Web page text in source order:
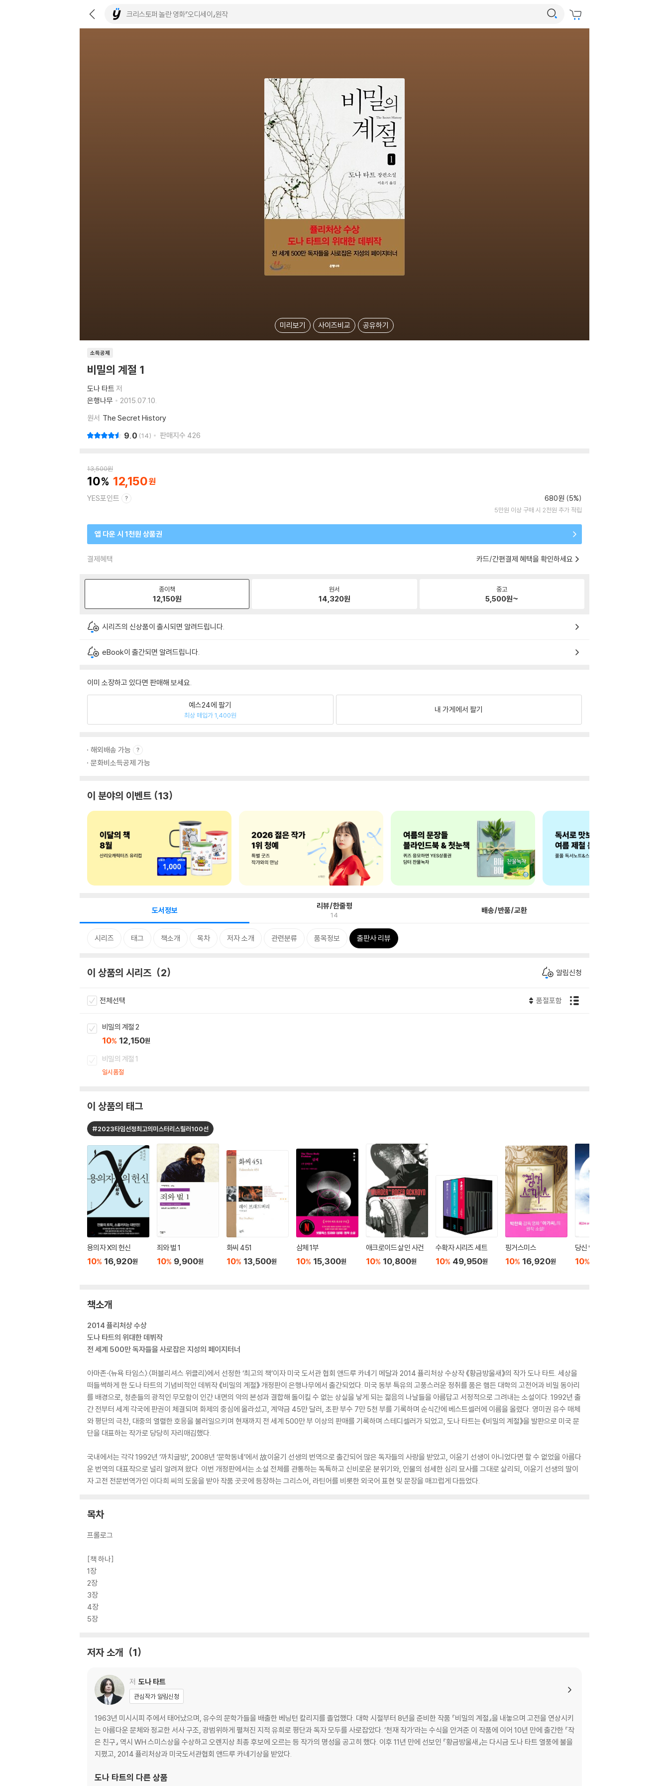
미리보기 사이즈비교 공유하기
소득공제
비밀의 계절 1
도나 타트 저
은행나무
2015.07.10.
원서 The Secret History
9.0 14 판매지수 426
13,500원
10 12,150
YES포인트 680원 (5%)
5만원 이상 구매 시 2천원 추가 적립
앱 다운 시 1천원 상품권
결제혜택 카드/간편결제 혜택을 확인하세요
종이책
12,150원
원서
14,320원
중고
5,500원~
시리즈의 신상품이 출시되면 알려드립니다.
eBook이 출간되면 알려드립니다.
이미 소장하고 있다면 판매해 보세요.
예스24에 팔기
최상 매입가 1,400원
내 가게에서 팔기
해외배송 가능
문화비소득공제 가능
이 분야의 이벤트 13
도서정보 리뷰/한줄평
14 배송/반품/교환
시리즈 태그 책소개 목차 저자 소개 관련분류 품목정보 출판사 리뷰
이 상품의 시리즈 2 알림신청
전체선택 품절포함
비밀의 계절 2
10% 12,150원
비밀의 계절 1
일시품절
이 상품의 태그
#2023타임선정최고의미스터리스릴러100선
용의자 X의 헌신
10% 16,920원
죄와 벌 1
10% 9,900원
화씨 451
10% 13,500원
삼체 1부
10% 15,300원
애크로이드 살인 사건
10% 10,800원
수확자 시리즈 세트
10% 49,950원
핑거스미스
10% 16,920원
당신 인생의 이야기
10%
책소개
2014 퓰리처상 수상
도나 타트의 위대한 데뷔작
전 세계 500만 독자들을 사로잡은 지성의 페이지터너
아마존·〈뉴욕 타임스〉.〈퍼블리셔스 위클리〉에서 선정한 ‘최고의 책’이자 미국 도서관 협회 앤드루 카네기 메달과 2014 퓰리처상 수상작 《황금방울새》의 작가 도나 타트. 세상을
떠들썩하게 한 도나 타트의 기념비적인 데뷔작 《비밀의 계절》 개정판이 은행나무에서 출간되었다. 미국 동부 특유의 고풍스러운 정취를 품은 햄든 대학의 고전어과 비밀 동아리
를 배경으로, 청춘들의 광적인 무모함이 인간 내면의 악의 본성과 결합해 돌이킬 수 없는 상실을 낳게 되는 젊음의 나날들을 아름답고 서정적으로 그려내는 소설이다. 1992년 출
간 전부터 세계 각국에 판권이 체결되며 화제의 중심에 올라섰고, 계약금 45만 달러, 초판 부수 7만 5천 부를 기록하며 순식간에 베스트셀러에 이름을 올렸다. 영미권 유수 매체
와 평단의 극찬, 대중의 열렬한 호응을 불러일으키며 현재까지 전 세계 500만 부 이상의 판매를 기록하며 스테디셀러가 되었고, 도나 타트는 《비밀의 계절》을 발판으로 미국 문
단을 대표하는 작가로 당당히 자리매김했다.
국내에서는 각각 1992년 ‘까치글방’, 2008년 ‘문학동네’에서 故이윤기 선생의 번역으로 출간되어 많은 독자들의 사랑을 받았고, 이윤기 선생이 아니었다면 할 수 없었을 아름다
운 번역의 대표작으로 널리 알려져 왔다. 이번 개정판에서는 소설 전체를 관통하는 독특하고 신비로운 분위기와, 인물의 섬세한 심리 묘사를 그대로 살리되, 이윤기 선생의 딸이
자 고전 전문번역가인 이다희 씨의 도움을 받아 작품 곳곳에 등장하는 그리스어, 라틴어를 비롯한 외국어 표현 및 문장을 매끄럽게 다듬었다.
목차
프롤로그
[책 하나]
1장
2장
3장
4장
5장
저자 소개 1
저 도나 타트
관심작가 알림신청
1963년 미시시피 주에서 태어났으며, 유수의 문학가들을 배출한 베닝턴 칼리지를 졸업했다. 대학 시절부터 8년을 준비한 작품 『비밀의 계절』을 내놓으며 고전을 연상시키
는 아름다운 문체와 정교한 서사 구조, 광범위하게 펼쳐진 지적 유희로 평단과 독자 모두를 사로잡았다. ‘천재 작가’라는 수식을 안겨준 이 작품에 이어 10년 만에 출간한 『작
은 친구』 역시 WH 스미스상을 수상하고 오렌지상 최종 후보에 오르는 등 작가의 명성을 공고히 했다. 이후 11년 만에 선보인 『황금방울새』는 다시금 도나 타트 열풍에 불을
지폈고, 2014 퓰리처상과 미국도서관협회 앤드루 카네기상을 받았다.
도나 타트의 다른 상품